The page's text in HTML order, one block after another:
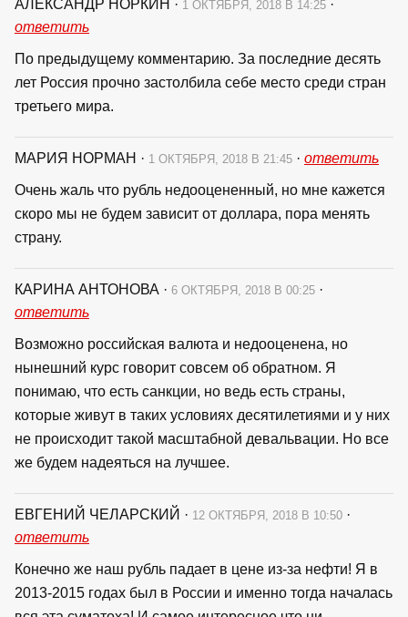
АЛЕКСАНДР НОРКИН · 1 ОКТЯБРЯ, 2018 В 14:25 ·
ответить
По предыдущему комментарию. За последние десять
лет Россия прочно застолбила себе место среди стран
третьего мира.
МАРИЯ НОРМАН · 1 ОКТЯБРЯ, 2018 В 21:45 · ответить
Очень жаль что рубль недооцененный, но мне кажется
скоро мы не будем зависит от доллара, пора менять
страну.
КАРИНА АНТОНОВА · 6 ОКТЯБРЯ, 2018 В 00:25 ·
ответить
Возможно российская валюта и недооценена, но
нынешний курс говорит совсем об обратном. Я
понимаю, что есть санкции, но ведь есть страны,
которые живут в таких условиях десятилетиями и у них
не происходит такой масштабной девальвации. Но все
же будем надеяться на лучшее.
ЕВГЕНИЙ ЧЕЛАРСКИЙ · 12 ОКТЯБРЯ, 2018 В 10:50 ·
ответить
Конечно же наш рубль падает в цене из-за нефти! Я в
2013-2015 годах был в России и именно тогда началась